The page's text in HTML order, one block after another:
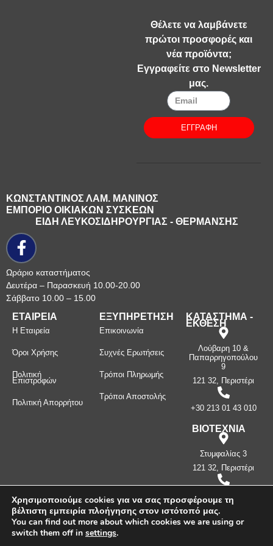
Θέλετε να λαμβάνετε
πρώτοι προσφορές και
νέα προϊόντα;
Εγγραφείτε στο Newsletter
μας.
ΕΓΓΡΑΦΗ
ΚΩΝΣΤΑΝΤΙΝΟΣ ΛΑΜ. ΜΑΝΙΝΟΣ
ΕΜΠΟΡΙΟ ΟΙΚΙΑΚΩΝ ΣΥΣΚΕΩΝ
ΕΙΔΗ ΛΕΥΚΟΣΙΔΗΡΟΥΡΓΙΑΣ - ΘΕΡΜΑΝΣΗΣ
Ωράριο καταστήματος
Δευτέρα – Παρασκευή 10.00-20.00
Σάββατο 10.00 – 15.00
ΕΤΑΙΡΕΙΑ
Η Εταιρεία
Όροι Χρήσης
Πολιτική
Επιστροφών
Πολιτική Απορρήτου
ΕΞΥΠΗΡΕΤΗΣΗ
Επικοινωνία
Συχνές Ερωτήσεις
Τρόποι Πληρωμής
Τρόποι Αποστολής
ΚΑΤΑΣΤΗΜΑ -
ΕΚΘΕΣΗ
Λούβαρη 10 &
Παπαρρηγοπούλου
9
121 32, Περιστέρι
+30 213 01 43 010
ΒΙΟΤΕΧΝΙΑ
Στυμφαλίας 3
121 32, Περιστέρι
397
Πνευματικά δικαιώματα ©2026
Χρησιμοποιούμε cookies για να σας προσφέρουμε τη
βέλτιστη εμπειρία πλοήγησης στον ιστότοπό μας.
You can find out more about which cookies we are using or
switch them off in settings.